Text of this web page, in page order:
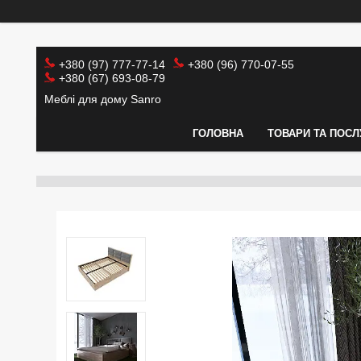
+380 (97) 777-77-14
+380 (96) 770-07-55
+380 (67) 693-08-79
Меблі для дому Sanro
ГОЛОВНА ТОВАРИ ТА